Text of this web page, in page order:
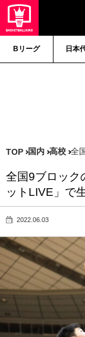
Bリーグ 日本
TOP 国内 高校 全
全国9ブロック
ットLIVE」で
2022.06.03